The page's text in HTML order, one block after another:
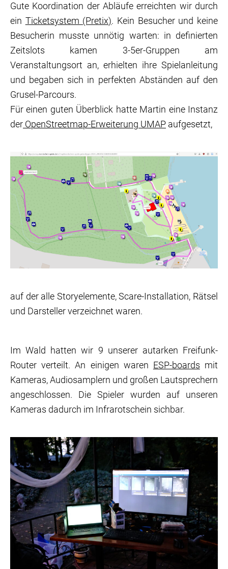
Gute Koordination der Abläufe erreichten wir durch
ein Ticketsystem (Pretix). Kein Besucher und keine
Besucherin musste unnötig warten: in definierten
Zeitslots kamen 3-5er-Gruppen am
Veranstaltungsort an, erhielten ihre Spielanleitung
und begaben sich in perfekten Abständen auf den
Grusel-Parcours.
Für einen guten Überblick hatte Martin eine Instanz
der OpenStreetmap-Erweiterung UMAP aufgesetzt,
auf der alle Storyelemente, Scare-Installation, Rätsel
und Darsteller verzeichnet waren.
Im Wald hatten wir 9 unserer autarken Freifunk-
Router verteilt. An einigen waren ESP-boards mit
Kameras, Audiosamplern und großen Lautsprechern
angeschlossen. Die Spieler wurden auf unseren
Kameras dadurch im Infrarotschein sichbar.